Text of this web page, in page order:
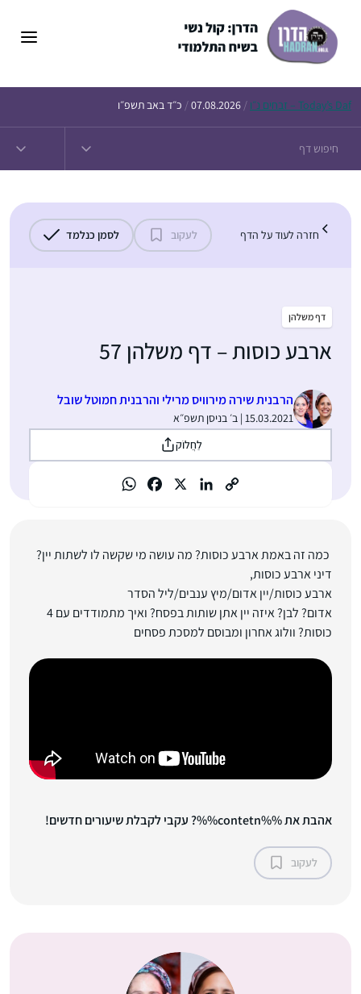
Today’s Daf – זבחים נ״ו /
07.08.2026
/ כ״ד באב תשפ״ו
חזרה לעוד על הדף לעקוב לסמן כנלמד
דף משלהן
ארבע כוסות – דף משלהן 57
הרבנית שירה מירוויס מרילי והרבנית חמוטל שובל
15.03.2021 | ב׳ בניסן תשפ״א
לַחֲלוֹק
כמה זה באמת ארבע כוסות? מה עושה מי שקשה לו לשתות יין?
דיני ארבע כוסות,
ארבע כוסות/יין אדום/מיץ ענבים/ליל הסדר
אדום? לבן? איזה יין אתן שותות בפסח? ואיך מתמודדים עם 4
כוסות? וולוג אחרון ומבוסם למסכת פסחים
אהבת את %%contetn%%? עקבי לקבלת שיעורים חדשים!
לעקוב